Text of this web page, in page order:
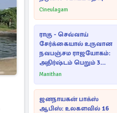
Cineulagam
ராகு - செவ்வாய்
சேர்க்கையால் உருவான
நவபஞ்சம ராஜயோகம்:
அதிர்ஷ்டம் பெறும் 3
ராசிகள்!
Manithan
ஜனநாயகன் பாக்ஸ்
ஆபிஸ்: உலகளவில் 16